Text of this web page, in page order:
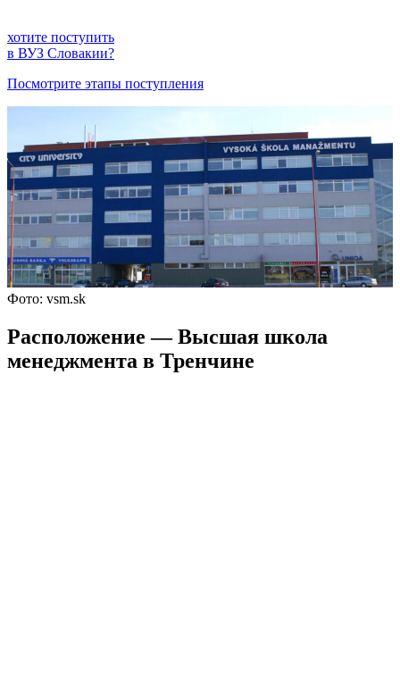
хотите поступить
в ВУЗ Словакии?
Посмотрите этапы поступления
Фото: vsm.sk
Расположение — Высшая школа
менеджмента в Тренчине